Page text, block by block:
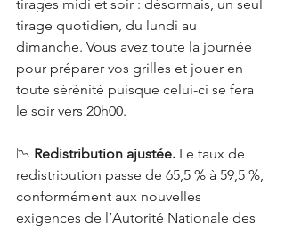
tirages midi et soir : désormais, un seul
tirage quotidien, du lundi au
dimanche. Vous avez toute la journée
pour préparer vos grilles et jouer en
toute sérénité puisque celui-ci se fera
le soir vers 20h00.
📉 Redistribution ajustée. Le taux de
redistribution passe de 65,5 % à 59,5 %,
conformément aux nouvelles
exigences de l’Autorité Nationale des